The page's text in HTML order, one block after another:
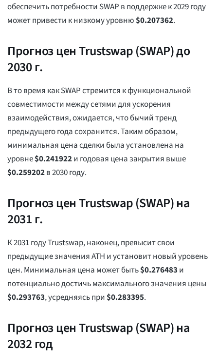
обеспечить потребности SWAP в поддержке к 2029 году
может привести к низкому уровню$0.207362.
Прогноз цен Trustswap (SWAP) до
2030 г.
В то время как SWAP стремится к функциональной
совместимости между сетями для ускорения
взаимодействия, ожидается, что бычий тренд
предыдущего года сохранится. Таким образом,
минимальная цена сделки была установлена на
уровне$0.241922и годовая цена закрытия выше
$0.259202в 2030 году.
Прогноз цен Trustswap (SWAP) на
2031 г.
К 2031 году Trustswap, наконец, превысит свои
предыдущие значения ATH и установит новый уровень
цен. Минимальная цена может быть$0.276483 и
потенциально достичь максимального значения цены
$0.293763, усредняясь при$0.283395.
Прогноз цен Trustswap (SWAP) на
2032 год